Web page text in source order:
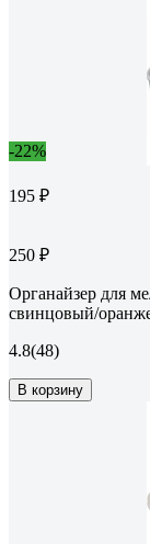
-22%
195 ₽
250 ₽
Органайзер для
свинцовый/
4.8(48)
В корзину